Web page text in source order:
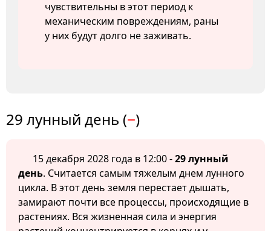
чувствительны в этот период к
механическим повреждениям, раны
у них будут долго не заживать.
29 лунный день (−)
15 декабря 2028 года в 12:00 -29 лунный
день. Считается самым тяжелым днем лунного
цикла. В этот день земля перестает дышать,
замирают почти все процессы, происходящие в
растениях. Вся жизненная сила и энергия